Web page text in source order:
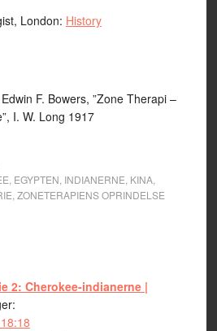
London: History
F. Bowers, ”Zone Therapi –
I. W. Long 1917
EGYPTEN INDIANERNE KINA,
ZONETERAPIENS OPRINDELSE
2: Cherokee-indianerne |